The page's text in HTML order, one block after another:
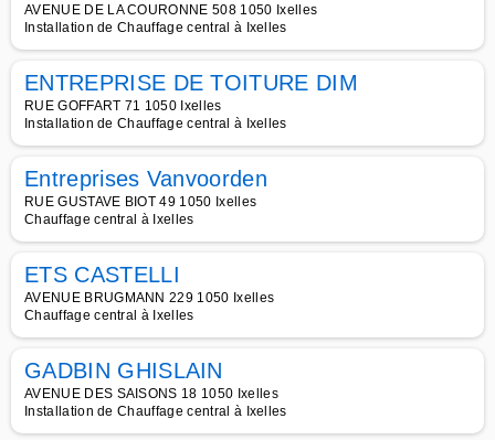
AVENUE DE LA COURONNE 508 1050 Ixelles
Installation de Chauffage central à Ixelles
ENTREPRISE DE TOITURE DIM
RUE GOFFART 71 1050 Ixelles
Installation de Chauffage central à Ixelles
Entreprises Vanvoorden
RUE GUSTAVE BIOT 49 1050 Ixelles
Chauffage central à Ixelles
ETS CASTELLI
AVENUE BRUGMANN 229 1050 Ixelles
Chauffage central à Ixelles
GADBIN GHISLAIN
AVENUE DES SAISONS 18 1050 Ixelles
Installation de Chauffage central à Ixelles